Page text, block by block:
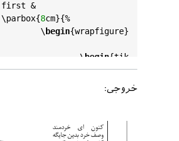
first &
		\
parbox{8cm}{%
			\
begin{wrapfigure}
				\
begin{tik
end{wrapfigure
خروجی: